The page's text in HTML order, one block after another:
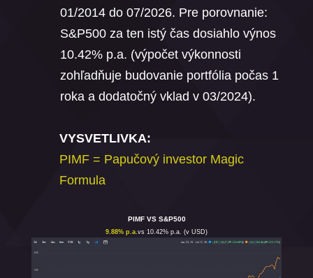
01/2014 do 07/2026. Pre porovnanie:
S&P500 za ten istý čas dosiahlo výnos
10.42% p.a. (výpočet výkonnosti
zohľadňuje budovanie portfólia počas 1
roka a dodatočný vklad v 03/2024).
VYSVETLIVKA:
PIMF = Papučový investor Magic
Formula
PIMF VS S&P500
9.88% p.a.vs 10.42% p.a. (v USD)